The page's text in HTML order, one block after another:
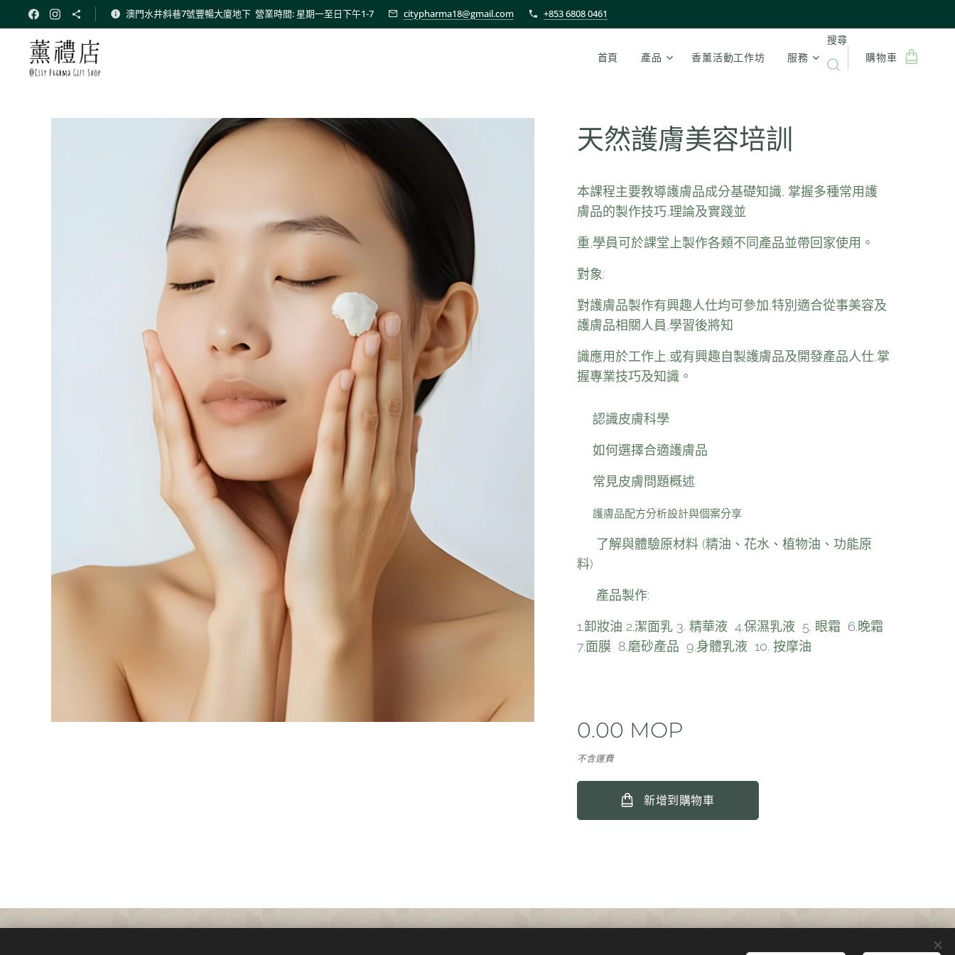
澳門水井斜巷7號豐暢大廈地下 營業時間: 星期一至日下午1-7 citypharma18@gmail.com +853 6808 0461
首頁 產品 香薰活動工作坊 服務
搜尋
購物車
天然護膚美容培訓
本課程主要教導護膚品成分基礎知識, 掌握多種常用護
膚品的製作技巧,理論及實踐並
重,學員可於課堂上製作各類不同產品並帶回家使用。
對象:
對護膚品製作有興趣人仕均可參加,特別適合從事美容及
護膚品相關人員,學習後將知
識應用於工作上,或有興趣自製護膚品及開發產品人仕,掌
握專業技巧及知識。
✅認識皮膚科學
如何選擇合適護膚品
常見皮膚問題概述
護膚品配方分析設計與個案分享
✅ 了解與體驗原材料 (精油、花水、植物油、功能原
料)
✅ 產品製作:
1.卸妝油 2.潔面乳 3. 精華液 4.保濕乳液 5. 眼霜 6.晚霜
7.面膜 8.磨砂產品 9.身體乳液 10. 按摩油
0.00 MOP
不含運費
新增到購物車